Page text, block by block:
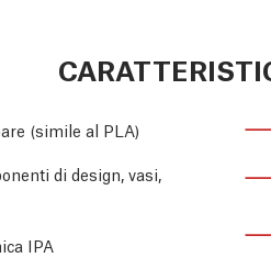
(simile al PLA)
di design, vasi,
IPA